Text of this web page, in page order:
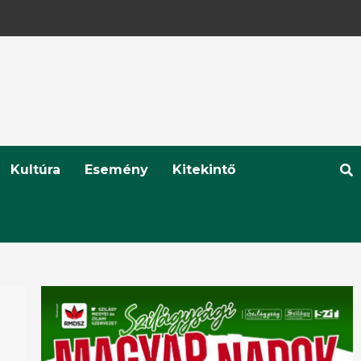
Kultúra Esemény Kitekintő